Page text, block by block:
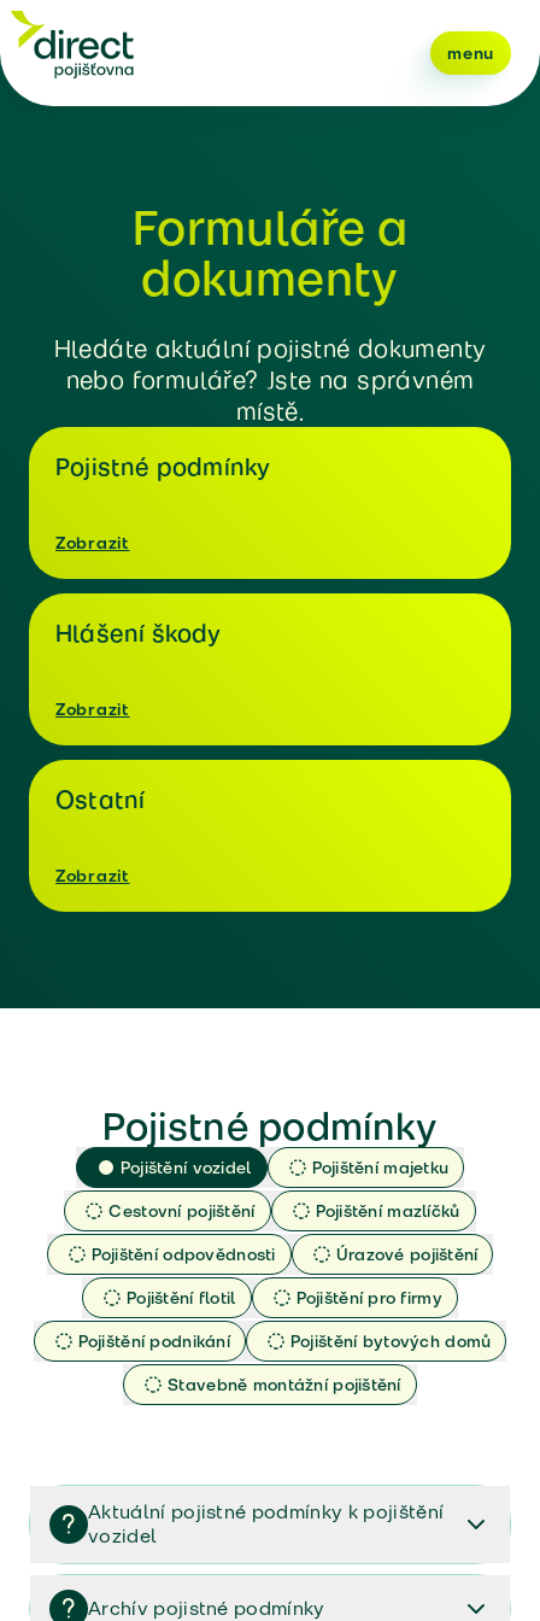
menu
Formuláře a
dokumenty
Hledáte aktuální pojistné dokumenty
nebo formuláře? Jste na správném
místě.
Pojistné podmínky
Zobrazit
Hlášení škody
Zobrazit
Ostatní
Zobrazit
Pojistné podmínky
Pojištění vozidel
Pojištění majetku
Cestovní pojištění
Pojištění mazlíčků
Pojištění odpovědnosti
Úrazové pojištění
Pojištění flotil
Pojištění pro firmy
Pojištění podnikání
Pojištění bytových domů
Stavebně montážní pojištění
Aktuální pojistné podmínky k pojištění
vozidel
Pojištění vozidel/Pojistné podmínky a vše důležité ke
smlouvě (PDF)
Archív pojistné podmínky